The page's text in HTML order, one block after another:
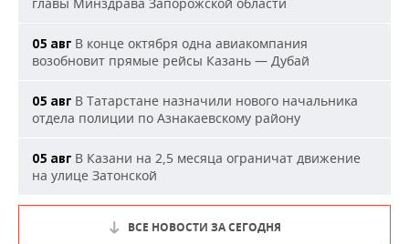
05 авг В конце октября одна авиакомпания
возобновит прямые рейсы Казань — Дубай
05 авг В Татарстане назначили нового начальника
отдела полиции по Азнакаевскому району
05 авг В Казани на 2,5 месяца ограничат движение
на улице Затонской
ВСЕ НОВОСТИ ЗА СЕГОДНЯ